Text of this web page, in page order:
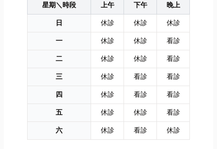
星期＼時段 上午 下午
晚上
日
休診 休診
休診
一
休診 休診
看診
二
休診 休診
看診
三
休診 看診
看診
四
休診 看診
看診
五
休診 休診
看診
六
休診 看診 休診